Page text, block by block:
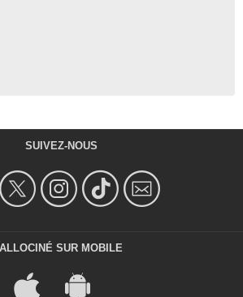
SUIVEZ-NOUS
ALLOCINÉ SUR MOBILE